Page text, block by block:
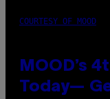
COURTESY OF MOOD
MOOD’s
Today—